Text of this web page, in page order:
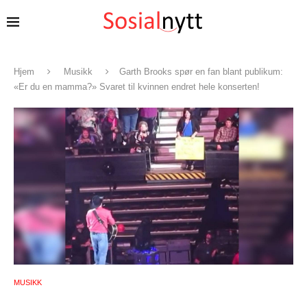
Hjem Musikk
Garth Brooks spør en fan blant publikum:
«Er du en mamma?» Svaret til kvinnen endret hele konserten!
MUSIKK